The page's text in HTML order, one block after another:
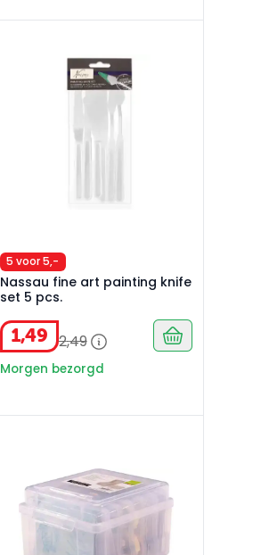
5 voor 5,-
Nassau fine art painting knife
set 5 pcs.
1,49 2,49
Morgen bezorgd